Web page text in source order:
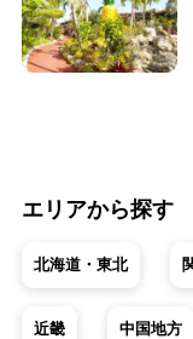
エリアから探す
北海道・東北
近畿 中国地方